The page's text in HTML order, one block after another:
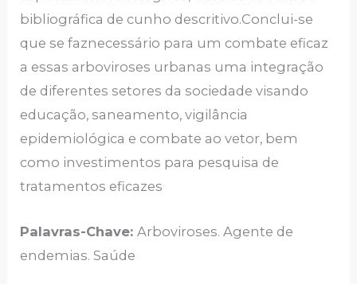
bibliográfica de cunho descritivo.Conclui-se
que se faznecessário para um combate eficaz
a essas arboviroses urbanas uma integração
de diferentes setores da sociedade visando
educação, saneamento, vigilância
epidemiológica e combate ao vetor, bem
como investimentos para pesquisa de
tratamentos eficazes
Palavras-Chave:Arboviroses. Agente de
endemias. Saúde